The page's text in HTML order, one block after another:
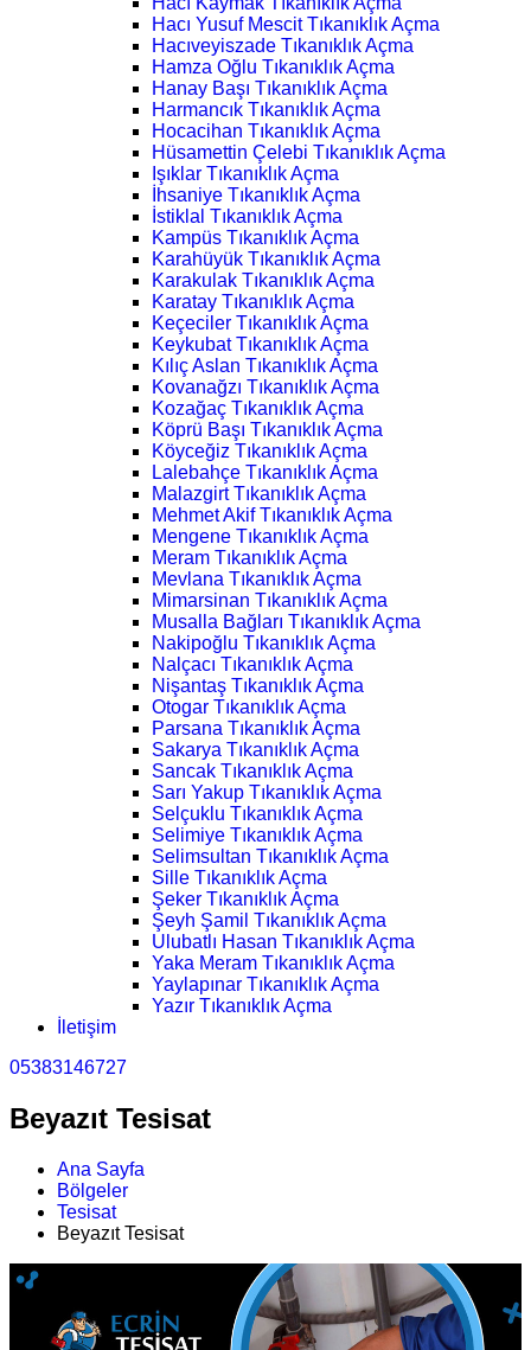
Hacı Yusuf Mescit Tıkanıklık Açma
Hacıveyiszade Tıkanıklık Açma
Hamza Oğlu Tıkanıklık Açma
Hanay Başı Tıkanıklık Açma
Harmancık Tıkanıklık Açma
Hocacihan Tıkanıklık Açma
Hüsamettin Çelebi Tıkanıklık Açma
Işıklar Tıkanıklık Açma
İhsaniye Tıkanıklık Açma
İstiklal Tıkanıklık Açma
Kampüs Tıkanıklık Açma
Karahüyük Tıkanıklık Açma
Karakulak Tıkanıklık Açma
Karatay Tıkanıklık Açma
Keçeciler Tıkanıklık Açma
Keykubat Tıkanıklık Açma
Kılıç Aslan Tıkanıklık Açma
Kovanağzı Tıkanıklık Açma
Kozağaç Tıkanıklık Açma
Köprü Başı Tıkanıklık Açma
Köyceğiz Tıkanıklık Açma
Lalebahçe Tıkanıklık Açma
Malazgirt Tıkanıklık Açma
Mehmet Akif Tıkanıklık Açma
Mengene Tıkanıklık Açma
Meram Tıkanıklık Açma
Mevlana Tıkanıklık Açma
Mimarsinan Tıkanıklık Açma
Musalla Bağları Tıkanıklık Açma
Nakipoğlu Tıkanıklık Açma
Nalçacı Tıkanıklık Açma
Nişantaş Tıkanıklık Açma
Otogar Tıkanıklık Açma
Parsana Tıkanıklık Açma
Sakarya Tıkanıklık Açma
Sancak Tıkanıklık Açma
Sarı Yakup Tıkanıklık Açma
Selçuklu Tıkanıklık Açma
Selimiye Tıkanıklık Açma
Selimsultan Tıkanıklık Açma
Sille Tıkanıklık Açma
Şeker Tıkanıklık Açma
Şeyh Şamil Tıkanıklık Açma
Ulubatlı Hasan Tıkanıklık Açma
Yaka Meram Tıkanıklık Açma
Yaylapınar Tıkanıklık Açma
Yazır Tıkanıklık Açma
İletişim
05383146727
Beyazıt Tesisat
Ana Sayfa
Bölgeler
Tesisat
Beyazıt Tesisat